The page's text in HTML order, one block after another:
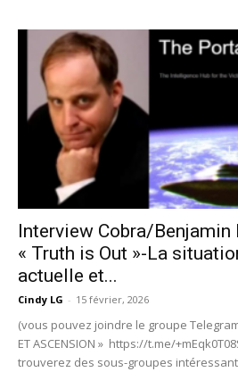
Interview Cobra/
« Truth is Out »-La
actuelle et...
Cindy LG - 15 février, 2026
(vous pouvez joindre le groupe Telegram
ET ASCENSION » https://t.me/
trouverez des sous-groupes